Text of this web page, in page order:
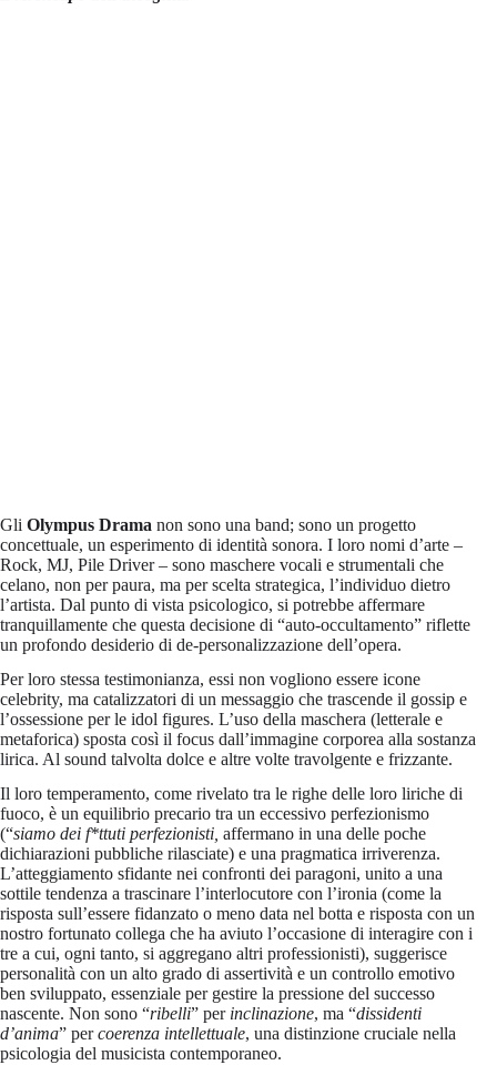
Gli Olympus Drama non sono una band; sono un progetto
concettuale, un esperimento di identità sonora. I loro nomi d’arte –
Rock, MJ, Pile Driver – sono maschere vocali e strumentali che
celano, non per paura, ma per scelta strategica, l’individuo dietro
l’artista. Dal punto di vista psicologico, si potrebbe affermare
tranquillamente che questa decisione di “auto-occultamento” riflette
un profondo desiderio di de-personalizzazione dell’opera.
Per loro stessa testimonianza, essi non vogliono essere icone
celebrity, ma catalizzatori di un messaggio che trascende il gossip e
l’ossessione per le idol figures. L’uso della maschera (letterale e
metaforica) sposta così il focus dall’immagine corporea alla sostanza
lirica. Al sound talvolta dolce e altre volte travolgente e frizzante.
Il loro temperamento, come rivelato tra le righe delle loro liriche di
fuoco, è un equilibrio precario tra un eccessivo perfezionismo
(“siamo dei f*ttuti perfezionisti, affermano in una delle poche
dichiarazioni pubbliche rilasciate) e una pragmatica irriverenza.
L’atteggiamento sfidante nei confronti dei paragoni, unito a una
sottile tendenza a trascinare l’interlocutore con l’ironia (come la
risposta sull’essere fidanzato o meno data nel botta e risposta con un
nostro fortunato collega che ha aviuto l’occasione di interagire con i
tre a cui, ogni tanto, si aggregano altri professionisti), suggerisce
personalità con un alto grado di assertività e un controllo emotivo
ben sviluppato, essenziale per gestire la pressione del successo
nascente. Non sono “ribelli” per inclinazione, ma “dissidenti
d’anima” percoerenza intellettuale, una distinzione cruciale nella
psicologia del musicista contemporaneo.